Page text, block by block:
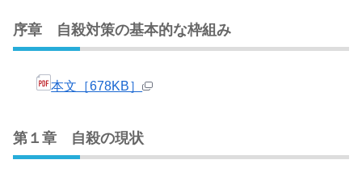
序章 自殺対策の基本的な枠組み
本文［678KB］
第１章 自殺の現状